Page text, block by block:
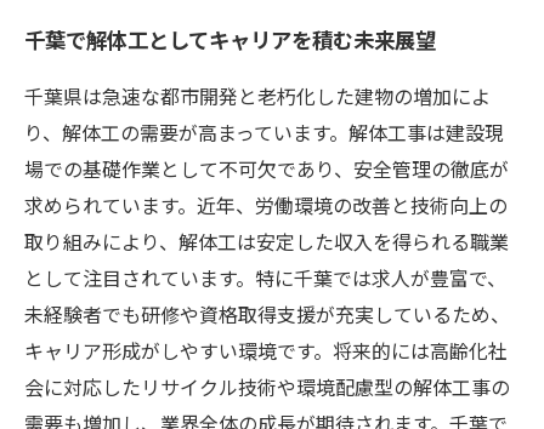
千葉で解体工としてキャリアを積む未来展望
千葉県は急速な都市開発と老朽化した建物の増加によ
り、解体工の需要が高まっています。解体工事は建設現
場での基礎作業として不可欠であり、安全管理の徹底が
求められています。近年、労働環境の改善と技術向上の
取り組みにより、解体工は安定した収入を得られる職業
として注目されています。特に千葉では求人が豊富で、
未経験者でも研修や資格取得支援が充実しているため、
キャリア形成がしやすい環境です。将来的には高齢化社
会に対応したリサイクル技術や環境配慮型の解体工事の
需要も増加し、業界全体の成長が期待されます。千葉で